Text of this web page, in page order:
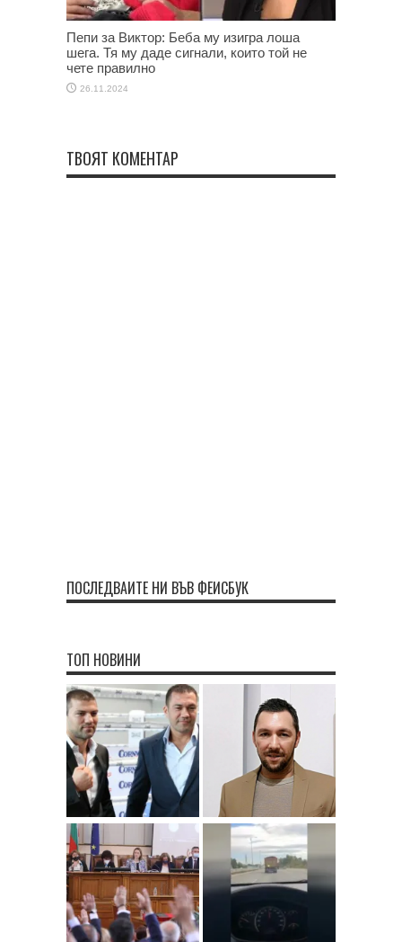
Пепи за Виктор: Беба му изигра лоша
шега. Тя му даде сигнали, които той не
чете правилно
26.11.2024
ТВОЯТ КОМЕНТАР
ПОСЛЕДВАЙТЕ НИ ВЪВ ФЕЙСБУК
ТОП НОВИНИ